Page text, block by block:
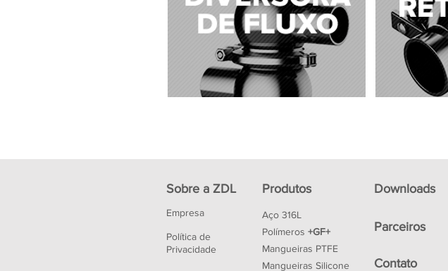
Sobre a ZDL Produtos Downloads
Empresa
Política de
Privacidade
Aço 316L
Polímeros +GF+
Mangueiras PTFE
Mangueiras Silicone
Parceiros
Contato